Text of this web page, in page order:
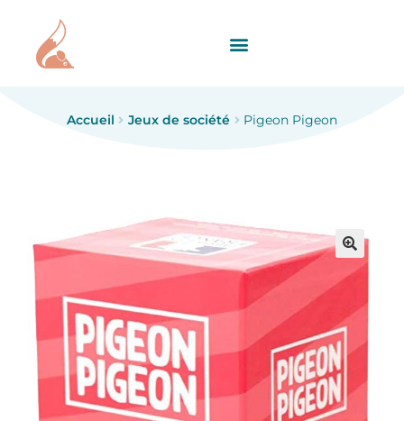
Accueil Jeux de société Pigeon Pigeon